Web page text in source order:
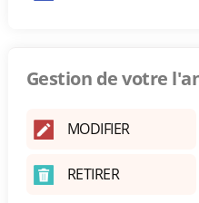
Gestion de votre
MODIFIER
RETIRER